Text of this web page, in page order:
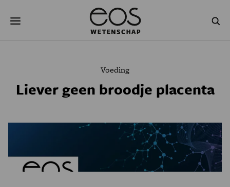
naar
PSYCHE & BREIN BLOGS
PODCAST AGENDA
Voeding
Liever geen broodje placenta